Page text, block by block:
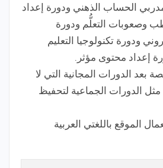
الحساب الذهني ودورة إعداد
وصعوبات التعلُّم ودورة
ودورة تكنولوجيا التعليم
إعداد محتوى مؤثر.
بعد الدورات المجانية التي لا
الدورات الجماعية لتحفيظ
الموقع باللغتي العربية